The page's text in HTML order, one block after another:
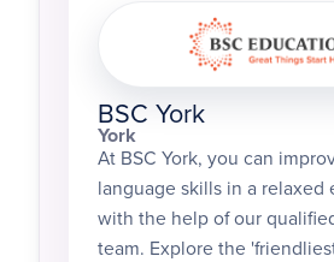
BSC York
York
At BSC York, you can
language skills in a relaxed
with the help of our
team. Explore the